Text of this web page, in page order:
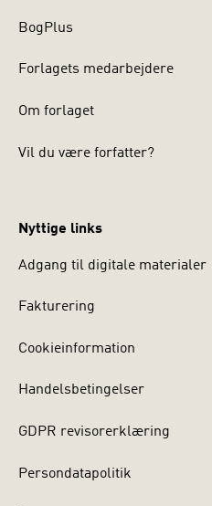
BogPlus
Forlagets medarbejdere
Om forlaget
Vil du være forfatter?
Nyttige links
Adgang til digitale materialer
Fakturering
Cookieinformation
Handelsbetingelser
GDPR revisorerklæring
Persondatapolitik